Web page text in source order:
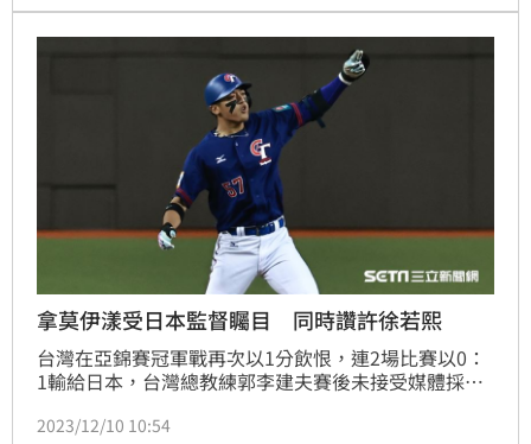
術執行再度失敗，陳孝允短打點成小飛球被接殺，拿
莫．伊漾回壘不及遭到雙殺，但整場4支2，這次6場比
賽17打數8安打，打擊率高達4成71，也跑回6分，但台
灣最後3場的得分乾旱期，他沒有機會跑回分數。
拿莫伊漾受日本監督矚目 同時讚許徐若熙
台灣在亞錦賽冠軍戰再次以1分飲恨，連2場比賽以0：
1輸給日本，台灣總教練郭李建夫賽後未接受媒體採
力發揮出來，這場比賽比較緊繃與拉鋸，先得分對我們
2023/12/10 10:54